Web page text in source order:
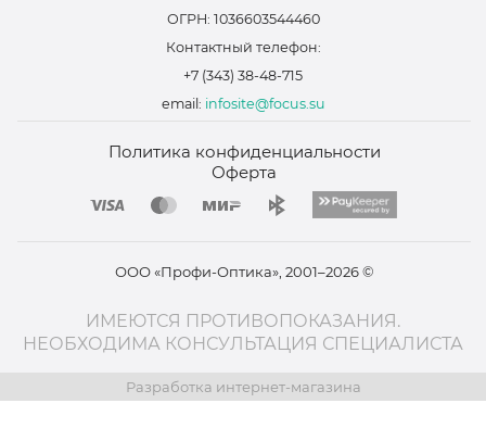
ОГРН: 1036603544460
Контактный телефон:
+7 (343) 38-48-715
email: infosite@focus.su
ООО «Профи-Оптика», 2001–2026 ©
Политика конфиденциальности
Оферта
ИМЕЮТСЯ ПРОТИВОПОКАЗАНИЯ.
НЕОБХОДИМА КОНСУЛЬТАЦИЯ СПЕЦИАЛИСТА
Разработка интернет-магазина